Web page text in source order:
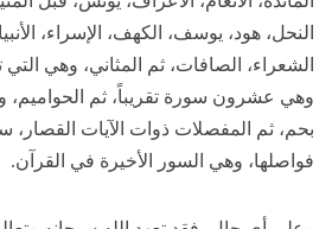
النحل، هود، يوسف، الكهف، الإسراء،
الشعراء، الصافات، ثم المثاني، وهي التي
وهي عشرون سورة تقريباً، ثم الحواميم،
بحم، ثم المفصلات ذوات الآيات القصار،
فواصلها، وهي السور الأخيرة في القرآن.